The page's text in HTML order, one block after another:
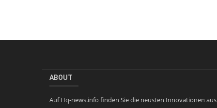
ABOUT
Auf Hq-news.info finden Sie die neusten Innovationen aus